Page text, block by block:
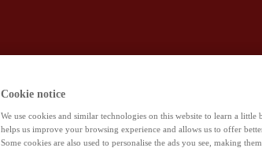
Cookie notice
We use cookies and similar technologies on this website to learn a
helps us improve your browsing experience and allows us to offer
Some cookies are also used to personalise the ads you see, making